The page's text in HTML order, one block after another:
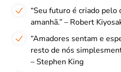
“Seu futuro é criado pelo
amanhã.” – Robert
“Amadores sentam e
resto de nós
– Stephen King